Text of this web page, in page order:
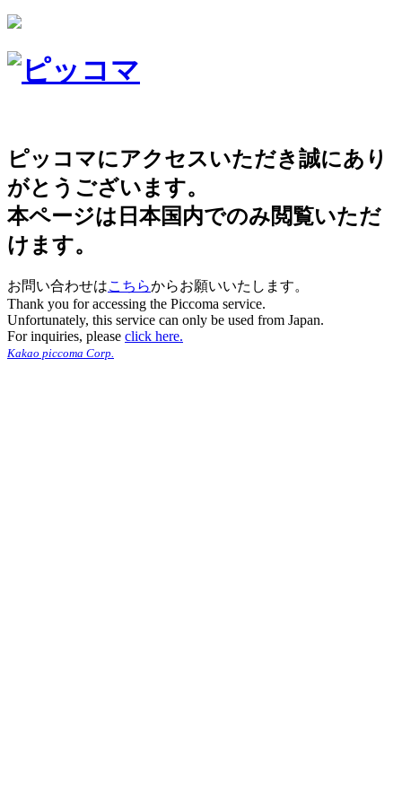
ピッコマにアクセスいただき誠にあり
がとうございます。
本ページは日本国内でのみ閲覧いただ
けます。
お問い合わせはこちらからお願いいたします。
Thank you for accessing the Piccoma service.
Unfortunately, this service can only be used from Japan.
For inquiries, please click here.
Kakao piccoma Corp.